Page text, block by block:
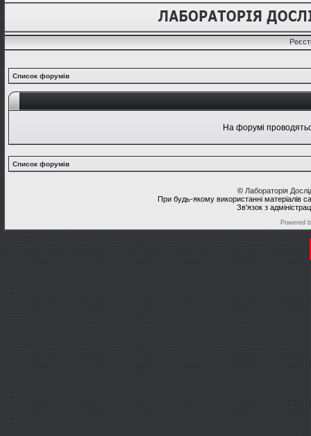
Список форумів
На форумі
Список форумів
© Лабораторія
При будь-якому використанні матеріалів
Зв'язок з
Powered